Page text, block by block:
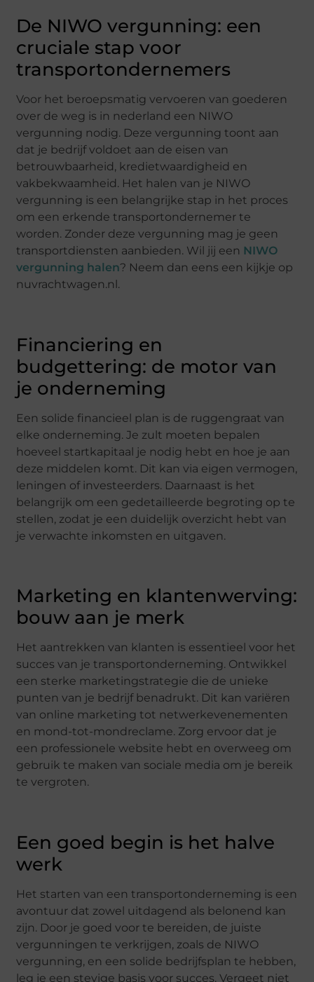
De NIWO vergunning: een
cruciale stap voor
transportondernemers
Voor het beroepsmatig vervoeren van goederen
over de weg is in nederland een NIWO
vergunning nodig. Deze vergunning toont aan
dat je bedrijf voldoet aan de eisen van
betrouwbaarheid, kredietwaardigheid en
vakbekwaamheid. Het halen van je NIWO
vergunning is een belangrijke stap in het proces
om een erkende transportondernemer te
worden. Zonder deze vergunning mag je geen
transportdiensten aanbieden. Wil jij een NIWO
vergunning halen? Neem dan eens een kijkje op
nuvrachtwagen.nl.
Financiering en
budgettering: de motor van
je onderneming
Een solide financieel plan is de ruggengraat van
elke onderneming. Je zult moeten bepalen
hoeveel startkapitaal je nodig hebt en hoe je aan
deze middelen komt. Dit kan via eigen vermogen,
leningen of investeerders. Daarnaast is het
belangrijk om een gedetailleerde begroting op te
stellen, zodat je een duidelijk overzicht hebt van
je verwachte inkomsten en uitgaven.
Marketing en klantenwerving:
bouw aan je merk
Het aantrekken van klanten is essentieel voor het
succes van je transportonderneming. Ontwikkel
een sterke marketingstrategie die de unieke
punten van je bedrijf benadrukt. Dit kan variëren
van online marketing tot netwerkevenementen
en mond-tot-mondreclame. Zorg ervoor dat je
een professionele website hebt en overweeg om
gebruik te maken van sociale media om je bereik
te vergroten.
Een goed begin is het halve
werk
Het starten van een transportonderneming is een
avontuur dat zowel uitdagend als belonend kan
zijn. Door je goed voor te bereiden, de juiste
vergunningen te verkrijgen, zoals de NIWO
vergunning, en een solide bedrijfsplan te hebben,
leg je een stevige basis voor succes. Vergeet niet